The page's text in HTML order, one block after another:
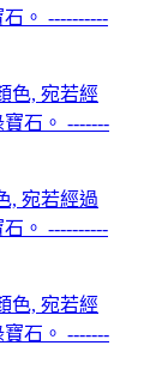
。 ----------
, 宛若經過
。 ----------